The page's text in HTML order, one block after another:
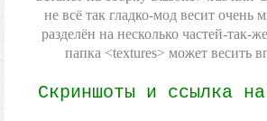
не всё так гладко-мод весит очень
разделён на несколько частей-так-
папка <textures> может весить
Скриншоты и ссылка